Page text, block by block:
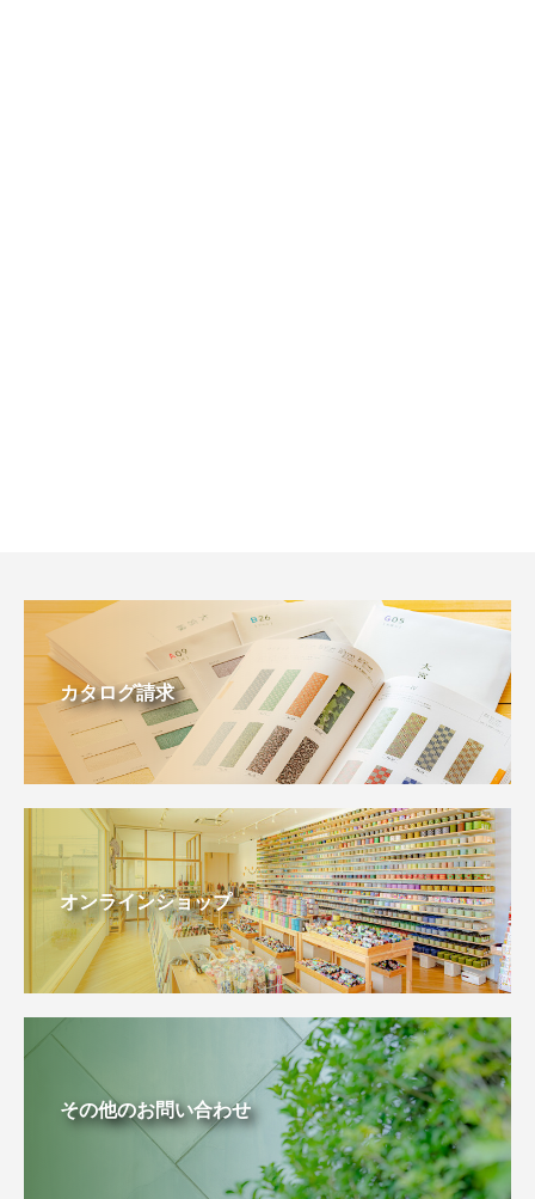
カタログ請求
オンラインショップ
その他のお問い合わせ